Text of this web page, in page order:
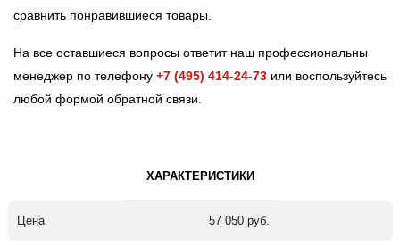
сравнить понравившиеся товары.
На все оставшиеся вопросы ответит наш профессиональны
менеджер по телефону +7 (495) 414-24-73 или воспользуйтесь
любой формой обратной связи.
ХАРАКТЕРИСТИКИ
Цена 57 050 руб.